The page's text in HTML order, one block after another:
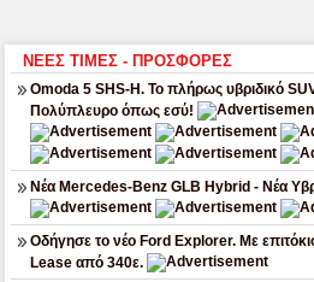
ΝΕΕΣ ΤΙΜΕΣ - ΠΡΟΣΦΟΡΕΣ
Omoda 5 SHS-H. Το πλήρως υβριδικό
Πολύπλευρο όπως εσύ!
Νέα Mercedes-Benz GLB Hybrid - Νέα
Οδήγησε το νέο Ford Explorer. Με
Lease από 340ε.